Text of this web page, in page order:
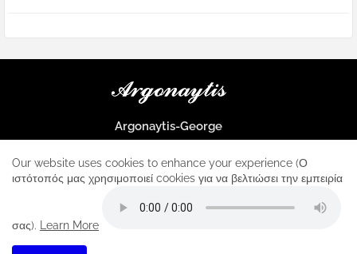
Argonaytis-George
μοναδικός σταθμός για κάθε iphone
Home
Our website uses cookies to enhance your experience (Ο
ιστότοπός μας χρησιμοποιεί cookies για να βελτιώσει την εμπειρία
σας). Learn More